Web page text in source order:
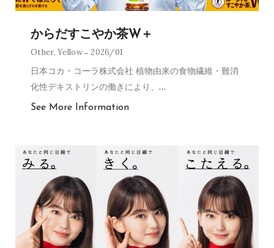
からだすこやか茶W＋
Other,Yellow 2026/01
日本コカ・コーラ株式会社 植物由来の食物繊維・難消
化性デキストリンの働きにより、 …
See More Information